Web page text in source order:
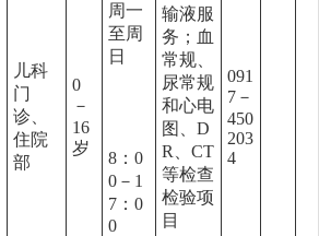
儿科
门
诊、
住院
部
0
－
16
岁
周一
至周
日
8：0
0－1
7：0
0
输液服
务；血
常规、
尿常规
和心电
图、D
R、CT
等检查
检验项
目
091
7－
450
203
4